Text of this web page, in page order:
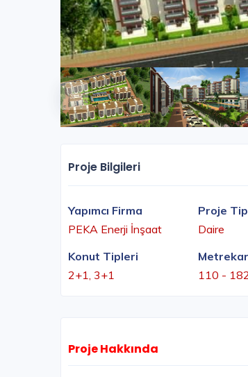
Proje Bilgileri
Yapımcı Firma
PEKA Enerji İnşaat
Proje
Daire
Konut Tipleri
2+1, 3+1
110 -
Proje Hakkında